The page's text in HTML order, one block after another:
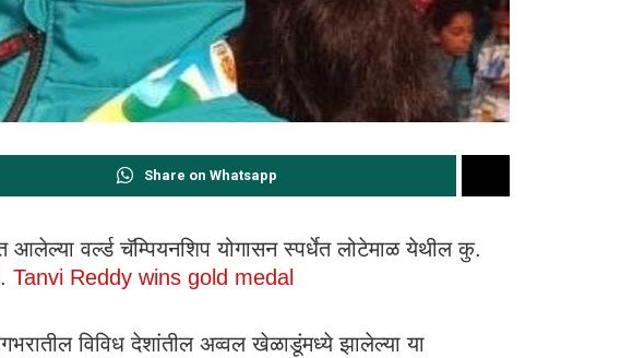
Share on Whatsapp
वर्ल्ड चॅम्पियनशिप योगासन स्पर्धेत लोटेमाळ येथील कु.
Tanvi Reddy wins gold medal
विविध देशांतील अव्वल खेळाडूंमध्ये झालेल्या या